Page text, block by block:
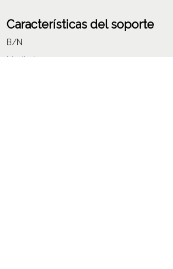
Características del soporte
B/N
Medio tono